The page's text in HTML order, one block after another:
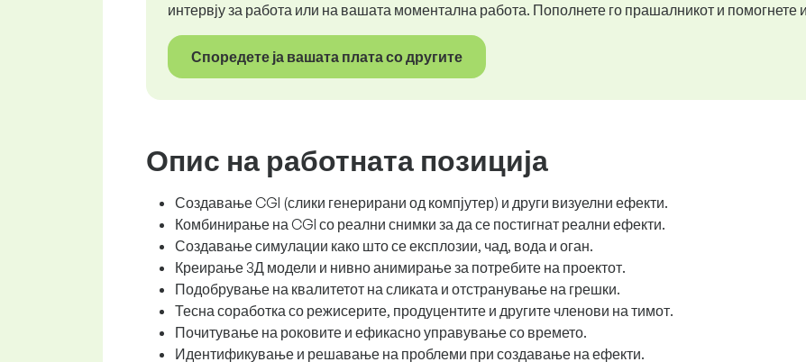
интервју за работа или на вашата моментална работа. Пополнете го прашалникот и помогнете
Споредете ја вашата плата со другите
Опис на работната позиција
Создавање CGI (слики генерирани од компјутер) и други визуелни ефекти.
Комбинирање на CGI со реални снимки за да се постигнат реални ефекти.
Создавање симулации како што се експлозии, чад, вода и оган.
Креирање 3Д модели и нивно анимирање за потребите на проектот.
Подобрување на квалитетот на сликата и отстранување на грешки.
Тесна соработка со режисерите, продуцентите и другите членови на тимот.
Почитување на роковите и ефикасно управување со времето.
Идентификување и решавање на проблеми при создавање на ефекти.